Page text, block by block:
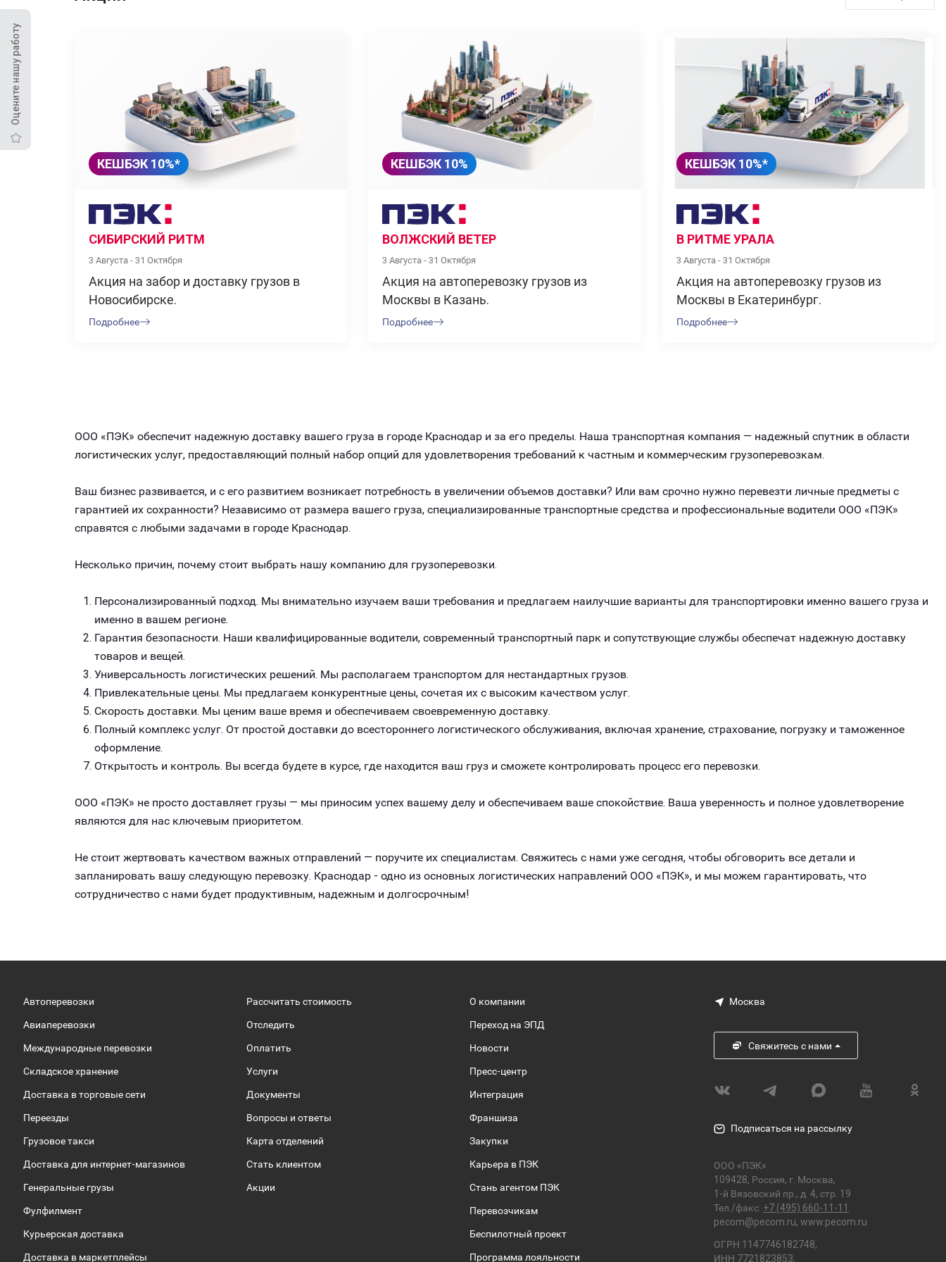
Оцените нашу работу
КЕШБЭК 10%*
СИБИРСКИЙ РИТМ
3 Августа - 31 Октября
Акция на забор и доставку грузов в
Новосибирске.
Подробнее
КЕШБЭК 10%
ВОЛЖСКИЙ ВЕТЕР
3 Августа - 31 Октября
Акция на автоперевозку грузов из
Москвы в Казань.
Подробнее
КЕШБЭК 10%*
В РИТМЕ УРАЛА
3 Августа - 31 Октября
Акция на автоперевозку грузов из
Москвы в Екатеринбург.
Подробнее
ООО «ПЭК» обеспечит надежную доставку вашего груза в городе Краснодар и за его пределы. Наша транспортная компания — надежный спутник в области
логистических услуг, предоставляющий полный набор опций для удовлетворения требований к частным и коммерческим грузоперевозкам.
Ваш бизнес развивается, и с его развитием возникает потребность в увеличении объемов доставки? Или вам срочно нужно перевезти личные предметы с
гарантией их сохранности? Независимо от размера вашего груза, специализированные транспортные средства и профессиональные водители ООО «ПЭК»
справятся с любыми задачами в городе Краснодар.
Несколько причин, почему стоит выбрать нашу компанию для грузоперевозки.
Персонализированный подход. Мы внимательно изучаем ваши требования и предлагаем наилучшие варианты для транспортировки именно вашего груза и
именно в вашем регионе.
Гарантия безопасности. Наши квалифицированные водители, современный транспортный парк и сопутствующие службы обеспечат надежную доставку
товаров и вещей.
Универсальность логистических решений. Мы располагаем транспортом для нестандартных грузов.
Привлекательные цены. Мы предлагаем конкурентные цены, сочетая их с высоким качеством услуг.
Скорость доставки. Мы ценим ваше время и обеспечиваем своевременную доставку.
Полный комплекс услуг. От простой доставки до всестороннего логистического обслуживания, включая хранение, страхование, погрузку и таможенное
оформление.
Открытость и контроль. Вы всегда будете в курсе, где находится ваш груз и сможете контролировать процесс его перевозки.
ООО «ПЭК» не просто доставляет грузы — мы приносим успех вашему делу и обеспечиваем ваше спокойствие. Ваша уверенность и полное удовлетворение
являются для нас ключевым приоритетом.
Не стоит жертвовать качеством важных отправлений — поручите их специалистам. Свяжитесь с нами уже сегодня, чтобы обговорить все детали и
запланировать вашу следующую перевозку. Краснодар - одно из основных логистических направлений ООО «ПЭК», и мы можем гарантировать, что
сотрудничество с нами будет продуктивным, надежным и долгосрочным!
Автоперевозки
Авиаперевозки
Международные перевозки
Складское хранение
Доставка в торговые сети
Переезды
Грузовое такси
Доставка для интернет-магазинов
Генеральные грузы
Фулфилмент
Курьерская доставка
Доставка в маркетплейсы
Рассчитать стоимость
Отследить
Оплатить
Услуги
Документы
Вопросы и ответы
Карта отделений
Стать клиентом
Акции
О компании
Переход на ЭПД
Новости
Пресс-центр
Интеграция
Франшиза
Закупки
Карьера в ПЭК
Стань агентом ПЭК
Перевозчикам
Беспилотный проект
Программа лояльности
Москва
Свяжитесь с нами
Подписаться на рассылку
ООО «ПЭК»
109428, Россия, г. Москва,
1-й Вязовский пр., д. 4, стр. 19
Тел./факс: +7 (495) 660-11-11
pecom@pecom.ru, www.pecom.ru
ОГРН 1147746182748,
ИНН 7721823853,